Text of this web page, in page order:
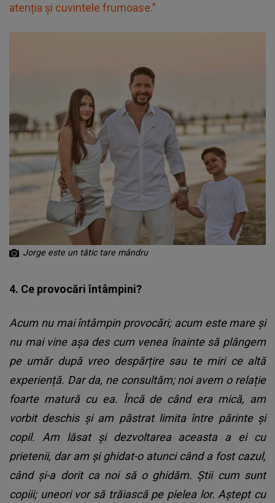
atenția și cuvintele frumoase.”
Jorge este un tătic tare mândru
4. Ce provocări întâmpini?
Acum nu mai întâmpin provocări; acum este mare și
nu mai vine așa des cum venea înainte să plângem
pe umăr după vreo despărțire sau te miri ce altă
experiență. Dar da, ne consultăm; noi avem o relație
foarte matură cu ea. Încă de când era mică, am
vorbit deschis și am păstrat limita între părinte și
copil. Am lăsat și dezvoltarea aceasta a ei cu
prietenii, dar am și ghidat-o atunci când a fost cazul,
când și-a dorit ca noi să o ghidăm. Știi cum sunt
copiii; uneori vor să trăiască pe pielea lor. Aștept cu